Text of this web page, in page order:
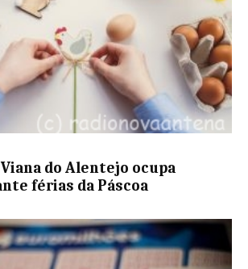
do Alentejo ocupa
férias da Páscoa